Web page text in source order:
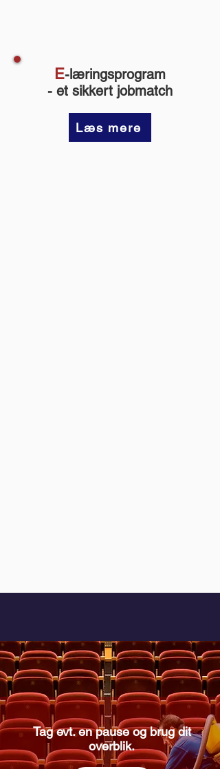
E-læringsprogram
- et sikkert jobmatch
Læs mere
Tag evt. en pause og brug dit
overblik.